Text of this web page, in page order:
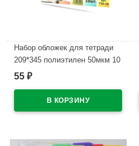
Набор обложек для тетради
209*345 полиэтилен 50мкм 10
штук в наборе арт Т50-10
55 ₽